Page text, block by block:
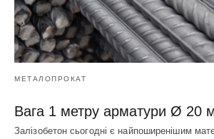
МЕТАЛОПРОКАТ
Вага 1 метру арматури Ø 20
Залізобетон сьогодні є найпоширенішим